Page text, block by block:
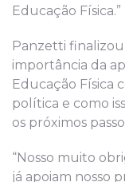
Educação Física.”
Panzetti
importância da
Educação Física
política e como
os próximos
“Nosso muito
já apoiam nosso